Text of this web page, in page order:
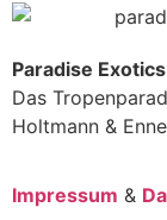
Paradise Exotics
Das
Holtmann &
Impressum &